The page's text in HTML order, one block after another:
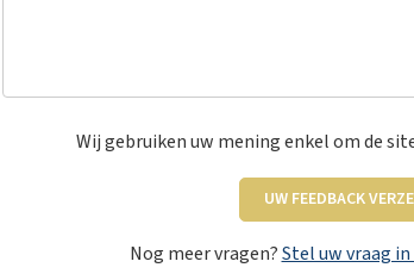
Wij gebruiken uw mening enkel om de
UW FEEDBACK
Nog meer vragen?Stel uw vraag